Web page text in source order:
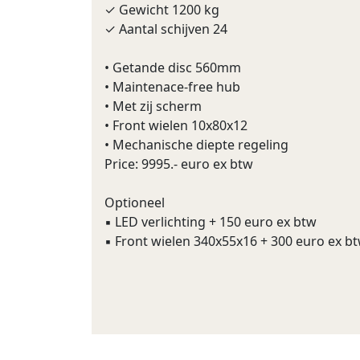
✓ Gewicht 1200 kg
✓ Aantal schijven 24
• Getande disc 560mm
• Maintenace-free hub
• Met zij scherm
• Front wielen 10x80x12
• Mechanische diepte regeling
Price: 9995.- euro ex btw
Optioneel
▪ LED verlichting + 150 euro ex btw
▪ Front wielen 340x55x16 + 300 euro ex